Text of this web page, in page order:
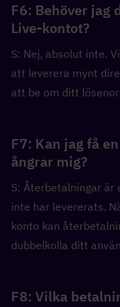
F6: Behöver jag
Live-kontot?
S: Nej, absolut inte.
att leverera mynt
att be om ditt
F7: Kan jag få
ångrar mig?
S: Återbetalningar är
inte har levererats.
konto kan
dubbelkolla ditt
F8: Vilka